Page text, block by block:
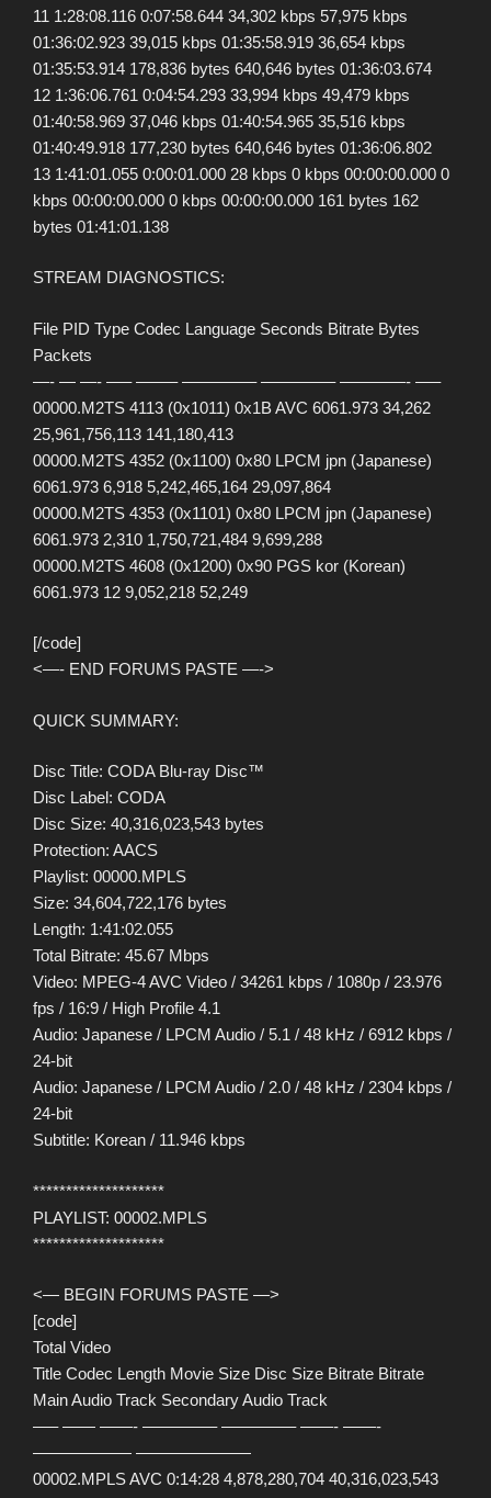
11 1:28:08.116 0:07:58.644 34,302 kbps 57,975 kbps
01:36:02.923 39,015 kbps 01:35:58.919 36,654 kbps
01:35:53.914 178,836 bytes 640,646 bytes 01:36:03.674
12 1:36:06.761 0:04:54.293 33,994 kbps 49,479 kbps
01:40:58.969 37,046 kbps 01:40:54.965 35,516 kbps
01:40:49.918 177,230 bytes 640,646 bytes 01:36:06.802
13 1:41:01.055 0:00:01.000 28 kbps 0 kbps 00:00:00.000 0
kbps 00:00:00.000 0 kbps 00:00:00.000 161 bytes 162
bytes 01:41:01.138
STREAM DIAGNOSTICS:
File PID Type Codec Language Seconds Bitrate Bytes
Packets
—- — —- —– ——– ————– ————– ————- —–
00000.M2TS 4113 (0x1011) 0x1B AVC 6061.973 34,262
25,961,756,113 141,180,413
00000.M2TS 4352 (0x1100) 0x80 LPCM jpn (Japanese)
6061.973 6,918 5,242,465,164 29,097,864
00000.M2TS 4353 (0x1101) 0x80 LPCM jpn (Japanese)
6061.973 2,310 1,750,721,484 9,699,288
00000.M2TS 4608 (0x1200) 0x90 PGS kor (Korean)
6061.973 12 9,052,218 52,249
[/code]
<—- END FORUMS PASTE —->
QUICK SUMMARY:
Disc Title: CODA Blu-ray Disc™
Disc Label: CODA
Disc Size: 40,316,023,543 bytes
Protection: AACS
Playlist: 00000.MPLS
Size: 34,604,722,176 bytes
Length: 1:41:02.055
Total Bitrate: 45.67 Mbps
Video: MPEG-4 AVC Video / 34261 kbps / 1080p / 23.976
fps / 16:9 / High Profile 4.1
Audio: Japanese / LPCM Audio / 5.1 / 48 kHz / 6912 kbps /
24-bit
Audio: Japanese / LPCM Audio / 2.0 / 48 kHz / 2304 kbps /
24-bit
Subtitle: Korean / 11.946 kbps
********************
PLAYLIST: 00002.MPLS
********************
<— BEGIN FORUMS PASTE —>
[code]
Total Video
Title Codec Length Movie Size Disc Size Bitrate Bitrate
Main Audio Track Secondary Audio Track
—– —— ——- ————– ————– ——- ——-
—————— ———————
00002.MPLS AVC 0:14:28 4,878,280,704 40,316,023,543